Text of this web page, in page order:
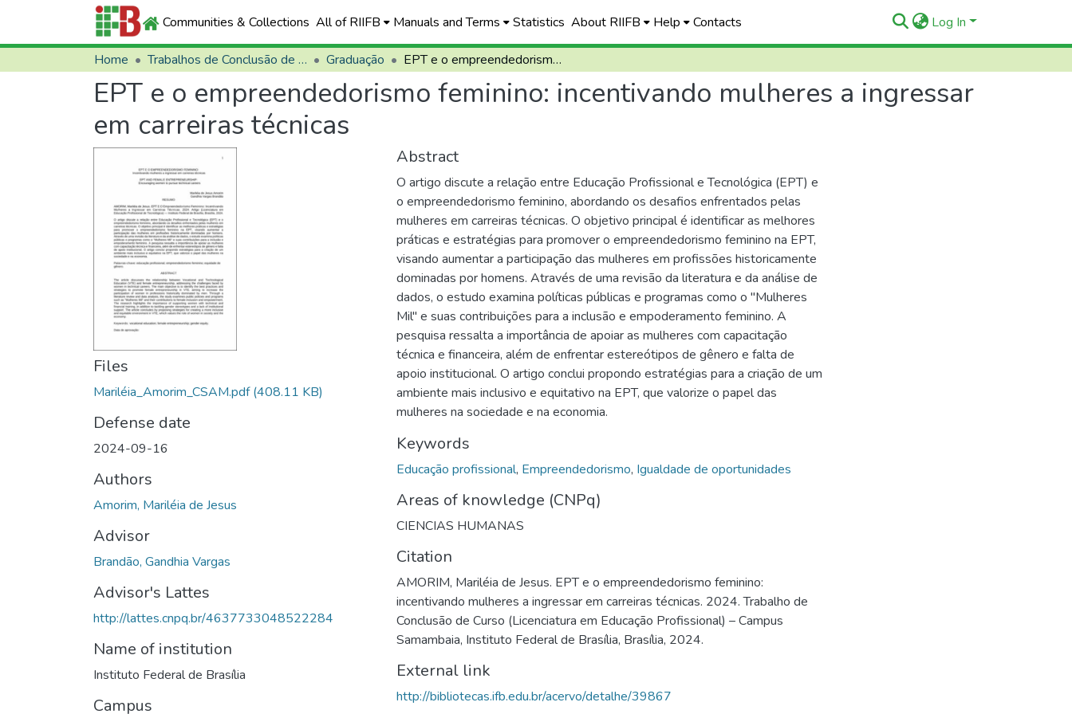
Communities & Collections All of RIIFB Manuals and Terms Statistics About RIIFB Help Contacts Log In
Home Trabalhos de Conclusão de Curso (TCCs) Graduação EPT e o empreendedorismo feminino: incentivando mulheres a ingressar em carreiras técnicas
EPT e o empreendedorismo feminino: incentivando mulheres a ingressar
em carreiras técnicas
Files
Mariléia_Amorim_CSAM.pdf(408.11 KB)
Defense date
2024-09-16
Authors
Amorim, Mariléia de Jesus
Advisor
Brandão, Gandhia Vargas
Advisor's Lattes
http://lattes.cnpq.br/4637733048522284
Name of institution
Instituto Federal de Brasília
Campus
Abstract
O artigo discute a relação entre Educação Profissional e Tecnológica (EPT) e
o empreendedorismo feminino, abordando os desafios enfrentados pelas
mulheres em carreiras técnicas. O objetivo principal é identificar as melhores
práticas e estratégias para promover o empreendedorismo feminino na EPT,
visando aumentar a participação das mulheres em profissões historicamente
dominadas por homens. Através de uma revisão da literatura e da análise de
dados, o estudo examina políticas públicas e programas como o "Mulheres
Mil" e suas contribuições para a inclusão e empoderamento feminino. A
pesquisa ressalta a importância de apoiar as mulheres com capacitação
técnica e financeira, além de enfrentar estereótipos de gênero e falta de
apoio institucional. O artigo conclui propondo estratégias para a criação de um
ambiente mais inclusivo e equitativo na EPT, que valorize o papel das
mulheres na sociedade e na economia.
Keywords
Educação profissional, Empreendedorismo, Igualdade de oportunidades
Areas of knowledge (CNPq)
CIENCIAS HUMANAS
Citation
AMORIM, Mariléia de Jesus. EPT e o empreendedorismo feminino:
incentivando mulheres a ingressar em carreiras técnicas. 2024. Trabalho de
Conclusão de Curso (Licenciatura em Educação Profissional) – Campus
Samambaia, Instituto Federal de Brasília, Brasília, 2024.
External link
http://bibliotecas.ifb.edu.br/acervo/detalhe/39867